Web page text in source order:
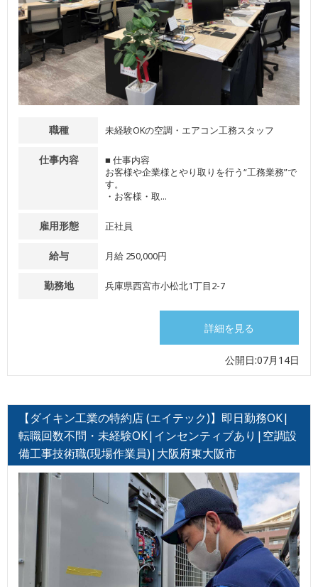
職種 未経験OKの空調・エアコン工務スタッフ
仕事内容
■ 仕事内容
お客様や企業様とやり取りを行う“工務業務”で
す。
・お客様・取...
雇用形態 正社員
給与 月給 250,000円
勤務地 兵庫県西宮市小松北1丁目2-7
詳細を見る
公開日:07月14日
【ダイキン工業の特約店 (エイテック)】即日勤務OK|
転職回数不問・未経験OK|インセンティブあり|空調設
備工事技術職(現場作業員)|大阪府東大阪市